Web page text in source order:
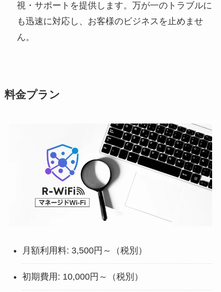
視・サポートを提供します。万が一のトラブルに
も迅速に対応し、お客様のビジネスを止めませ
ん。
料金プラン
月額利用料: 3,500円～（税別）
初期費用: 10,000円～（税別）